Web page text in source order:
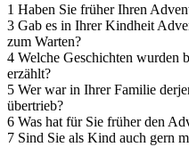
1 Haben Sie früher Ihren
3 Gab es in Ihrer Kindheit
zum Warten?
4 Welche Geschichten wurden
erzählt?
5 Wer war in Ihrer Familie
übertrieb?
6 Was hat für Sie früher den
7 Sind Sie als Kind auch gern